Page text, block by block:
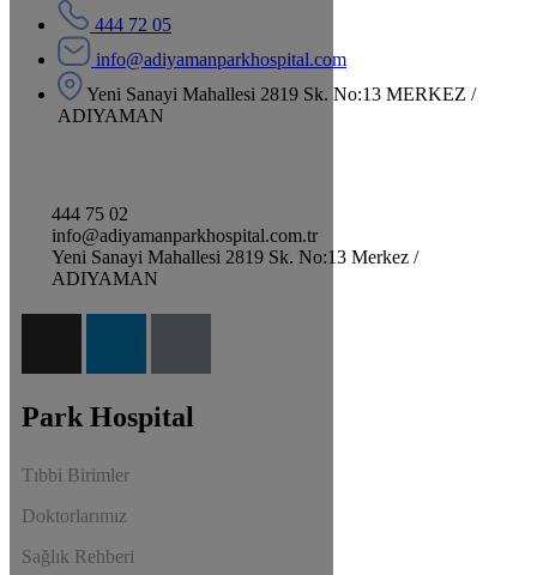
444 72 05
info@adiyamanparkhospital.com
Yeni Sanayi Mahallesi 2819 Sk. No:13 MERKEZ /
ADIYAMAN
444 75 02
info@adiyamanparkhospital.com.tr
Yeni Sanayi Mahallesi 2819 Sk. No:13 Merkez /
ADIYAMAN
Park Hospital
Tıbbi Birimler
Doktorlarımız
Sağlık Rehberi